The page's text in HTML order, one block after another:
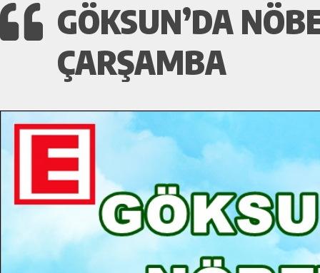
GÖKSUN’DA
ÇARŞAMBA